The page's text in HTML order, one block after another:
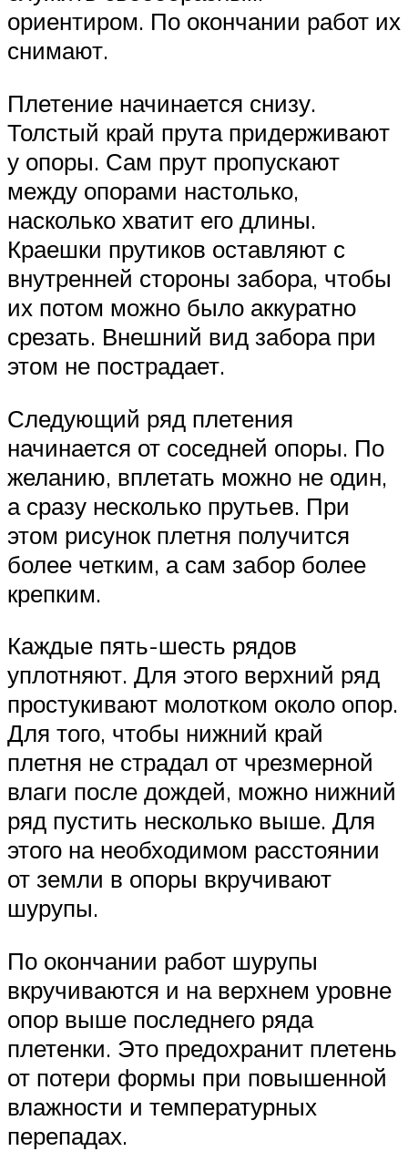
ориентиром. По окончании работ их
снимают.
Плетение начинается снизу.
Толстый край прута придерживают
у опоры. Сам прут пропускают
между опорами настолько,
насколько хватит его длины.
Краешки прутиков оставляют с
внутренней стороны забора, чтобы
их потом можно было аккуратно
срезать. Внешний вид забора при
этом не пострадает.
Следующий ряд плетения
начинается от соседней опоры. По
желанию, вплетать можно не один,
а сразу несколько прутьев. При
этом рисунок плетня получится
более четким, а сам забор более
крепким.
Каждые пять-шесть рядов
уплотняют. Для этого верхний ряд
простукивают молотком около опор.
Для того, чтобы нижний край
плетня не страдал от чрезмерной
влаги после дождей, можно нижний
ряд пустить несколько выше. Для
этого на необходимом расстоянии
от земли в опоры вкручивают
шурупы.
По окончании работ шурупы
вкручиваются и на верхнем уровне
опор выше последнего ряда
плетенки. Это предохранит плетень
от потери формы при повышенной
влажности и температурных
перепадах.